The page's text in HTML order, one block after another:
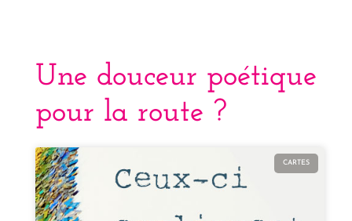
Une douceur poétique
pour la route ?
CARTES